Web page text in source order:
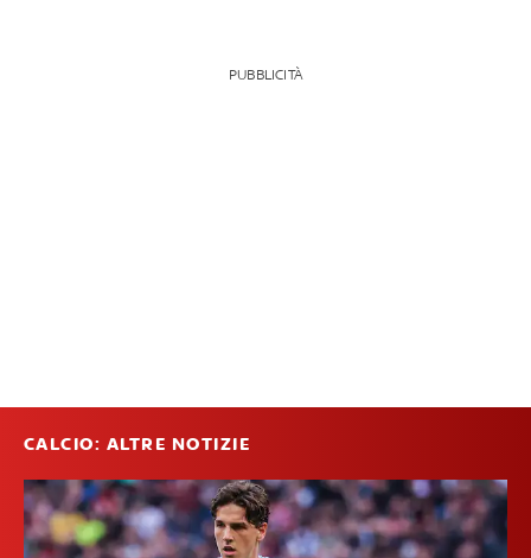
PUBBLICITÀ
CALCIO: ALTRE NOTIZIE